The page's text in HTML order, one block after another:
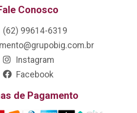
Conosco
(62) 99614-6319
Instagram
Facebook
de Pagamento